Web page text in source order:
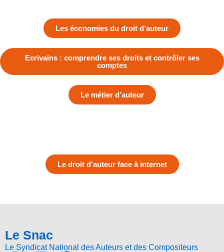
Les économies du droit d’auteur
Ecrivains : comprendre ses droits et contrôler ses
comptes
Le métier d’auteur
Le droit d’auteur face à internet
Le Snac
Le Syndicat National des Auteurs et des Compositeurs